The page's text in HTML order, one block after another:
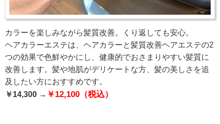
カラーを楽しみながら髪質改善。くり返しても安心。
ヘアカラーエステは、ヘアカラーと髪質改善ヘアエステの2
つの効果で色鮮やかにし、健康的でおさまりやすい髪質に
改善します。髪や地肌がデリケートな方、髪の美しさを追
及したい方におすすめです。
￥14,300 → ￥12,100（税込）